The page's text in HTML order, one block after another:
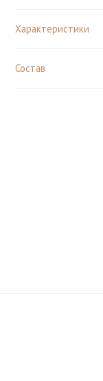
Характеристики
Состав